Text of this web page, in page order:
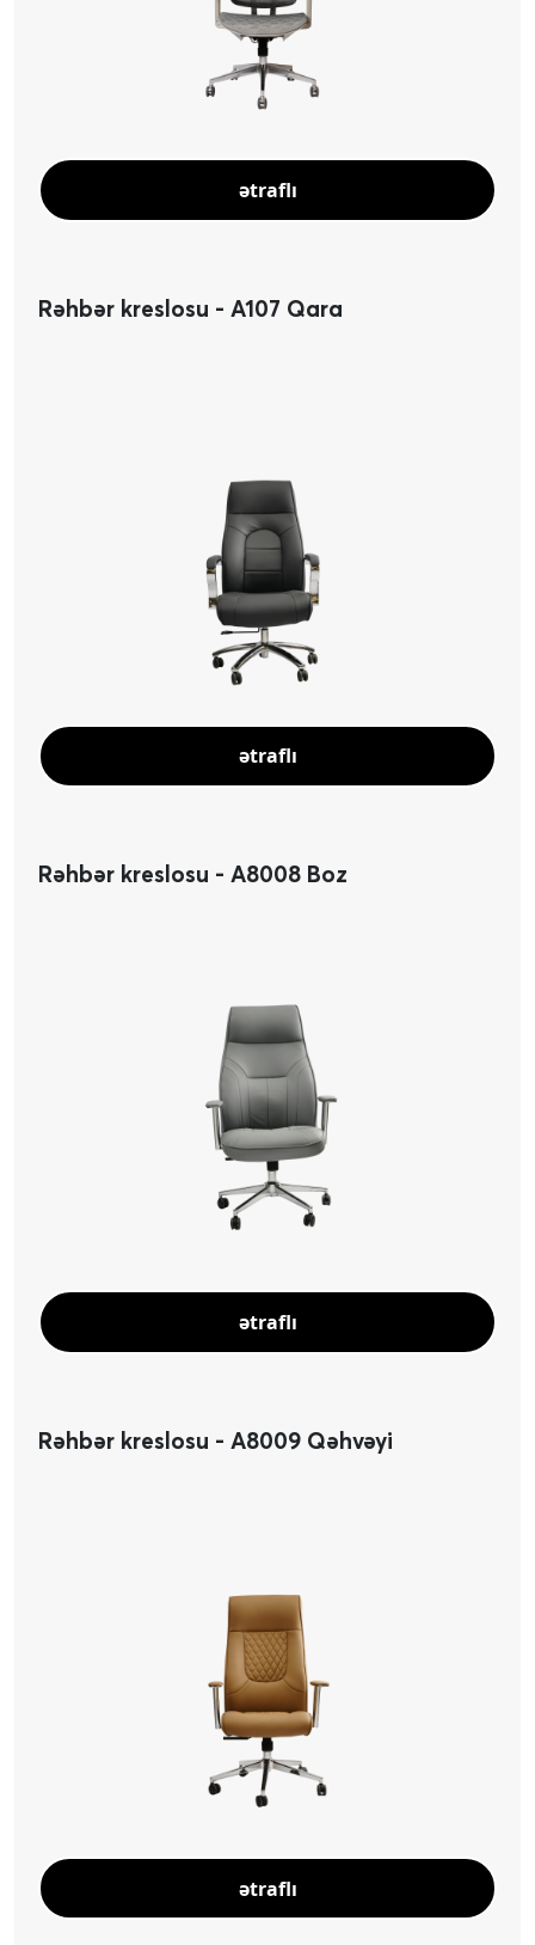
ətraflı
Rəhbər kreslosu - A107 Qara
ətraflı
Rəhbər kreslosu - A8008 Boz
ətraflı
Rəhbər kreslosu - A8009 Qəhvəyi
ətraflı